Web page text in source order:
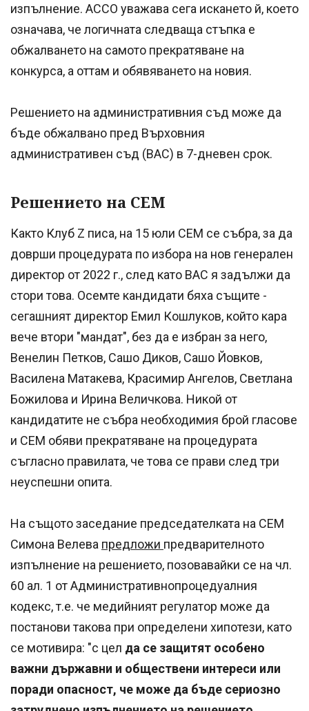
изпълнение. АССО уважава сега искането й, което
означава, че логичната следваща стъпка е
обжалването на самото прекратяване на
конкурса, а оттам и обявяването на новия.
Решението на административния съд може да
бъде обжалвано пред Върховния
административен съд (ВАС) в 7-дневен срок.
Решението на СЕМ
Както Клуб Z писа, на 15 юли СЕМ се събра, за да
доврши процедурата по избора на нов генерален
директор от 2022 г., след като ВАС я задължи да
стори това. Осемте кандидати бяха същите -
сегашният директор Емил Кошлуков, който кара
вече втори "мандат", без да е избран за него,
Венелин Петков, Сашо Диков, Сашо Йовков,
Василена Матакева, Красимир Ангелов, Светлана
Божилова и Ирина Величкова. Никой от
кандидатите не събра необходимия брой гласове
и СЕМ обяви прекратяване на процедурата
съгласно правилата, че това се прави след три
неуспешни опита.
На същото заседание председателката на СЕМ
Симона Велева предложи предварителното
изпълнение на решението, позовавайки се на чл.
60 ал. 1 от Административнопроцедуалния
кодекс, т.е. че медийният регулатор може да
постанови такова при определени хипотези, като
се мотивира: "с цел да се защитят особено
важни държавни и обществени интереси или
поради опасност, че може да бъде сериозно